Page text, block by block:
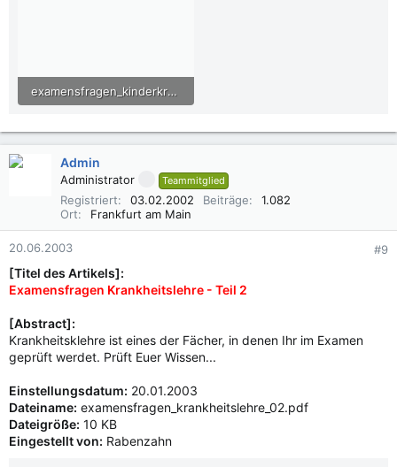
examensfragen_kinderkrankenpflege_02.pdf
Admin
Administrator Teammitglied
Registriert 03.02.2002 Beiträge
1.082
Ort
Frankfurt am Main
20.06.2003 #9
[Titel des Artikels]:
Examensfragen Krankheitslehre - Teil 2
[Abstract]:
Krankheitsklehre ist eines der Fächer, in denen Ihr im Examen
geprüft werdet. Prüft Euer Wissen...
Einstellungsdatum: 20.01.2003
Dateiname: examensfragen_krankheitslehre_02.pdf
Dateigröße: 10 KB
Eingestellt von: Rabenzahn